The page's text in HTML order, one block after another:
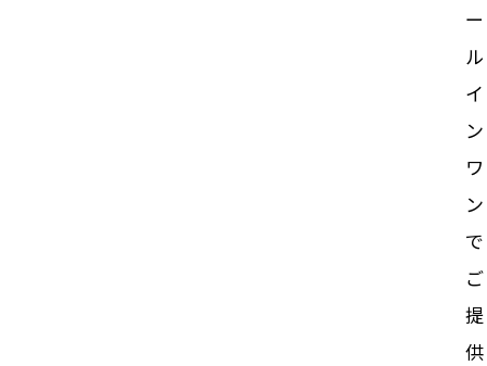
ー
ル
イ
ン
ワ
ン
で
ご
提
供